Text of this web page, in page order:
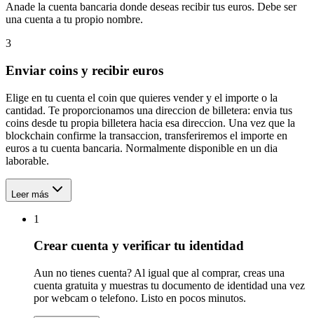
Anade la cuenta bancaria donde deseas recibir tus euros. Debe ser
una cuenta a tu propio nombre.
3
Enviar coins y recibir euros
Elige en tu cuenta el coin que quieres vender y el importe o la
cantidad. Te proporcionamos una direccion de billetera: envia tus
coins desde tu propia billetera hacia esa direccion. Una vez que la
blockchain confirme la transaccion, transferiremos el importe en
euros a tu cuenta bancaria. Normalmente disponible en un dia
laborable.
Leer más
1
Crear cuenta y verificar tu identidad
Aun no tienes cuenta? Al igual que al comprar, creas una
cuenta gratuita y muestras tu documento de identidad una vez
por webcam o telefono. Listo en pocos minutos.